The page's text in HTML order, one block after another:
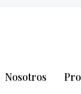
Nosotros